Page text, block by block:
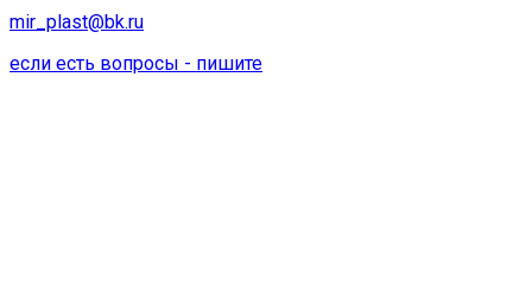
mir_plast@bk.ru
если есть вопросы - пишите